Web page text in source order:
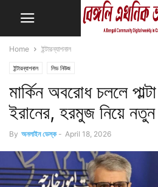
Home ইন্টারন্যাশনাল
ইন্টারন্যাশনাল লিড নিউজ
মার্কিন অবরোধ চললে
ইরানের, হরমুজ নিয়ে নতুন
By অনলাইন ডেস্ক - April 18, 2026